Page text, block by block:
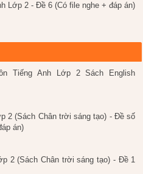
Lớp 2 - Đề 6 (Có file nghe + đáp án)
Tiếng Anh Lớp 2 Sách English
2 (Sách Chân trời sáng tạo) - Đề số
án)
2 (Sách Chân trời sáng tạo) - Đề 1